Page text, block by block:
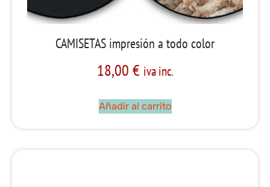
CAMISETAS impresión a todo color
18,00 € iva inc.
Añadir al carrito